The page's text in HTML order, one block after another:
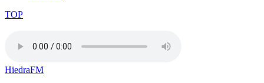
TOP
HiedraFM